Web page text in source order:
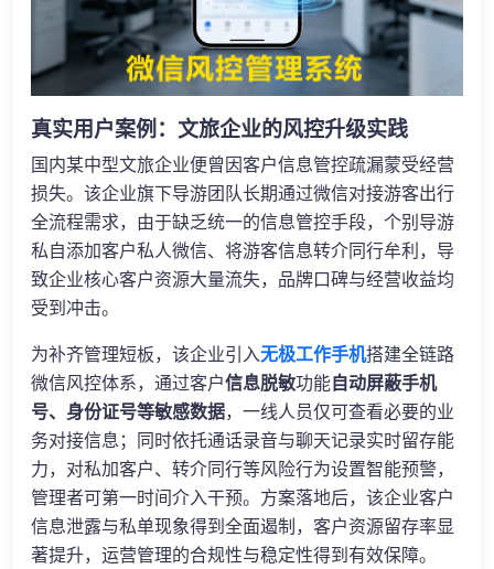
真实用户案例：文旅企业的风控升级实践
国内某中型文旅企业便曾因客户信息管控疏漏蒙受经营
损失。该企业旗下导游团队长期通过微信对接游客出行
全流程需求，由于缺乏统一的信息管控手段，个别导游
私自添加客户私人微信、将游客信息转介同行牟利，导
致企业核心客户资源大量流失，品牌口碑与经营收益均
受到冲击。
为补齐管理短板，该企业引入无极工作手机搭建全链路
微信风控体系，通过客户信息脱敏功能 自动屏蔽手机
号、身份证号等敏感数据，一线人员仅可查看必要的业
务对接信息；同时依托通话录音与聊天记录实时留存能
力，对私加客户、转介同行等风险行为设置智能预警，
管理者可第一时间介入干预。方案落地后，该企业客户
信息泄露与私单现象得到全面遏制，客户资源留存率显
著提升，运营管理的合规性与稳定性得到有效保障。